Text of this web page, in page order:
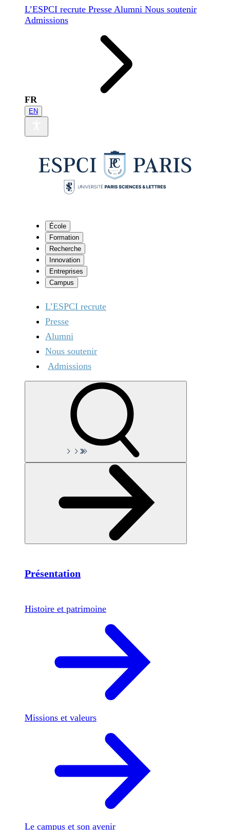
L’ESPCI recrute Presse Alumni Nous soutenir
Admissions
FR
EN
École
Formation
Recherche
Innovation
Entreprises
Campus
L’ESPCI recrute
Presse
Alumni
Nous soutenir
Admissions
Présentation
Histoire et patrimoine
Missions et valeurs
Le campus et son avenir